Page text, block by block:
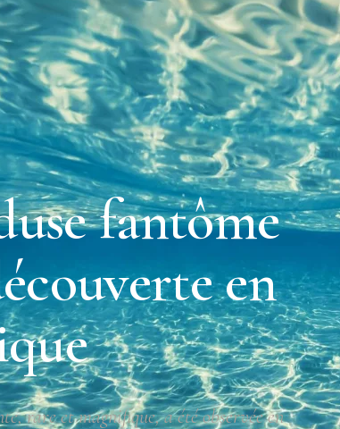
fantôme
en
rare et magnifique, a été observée en